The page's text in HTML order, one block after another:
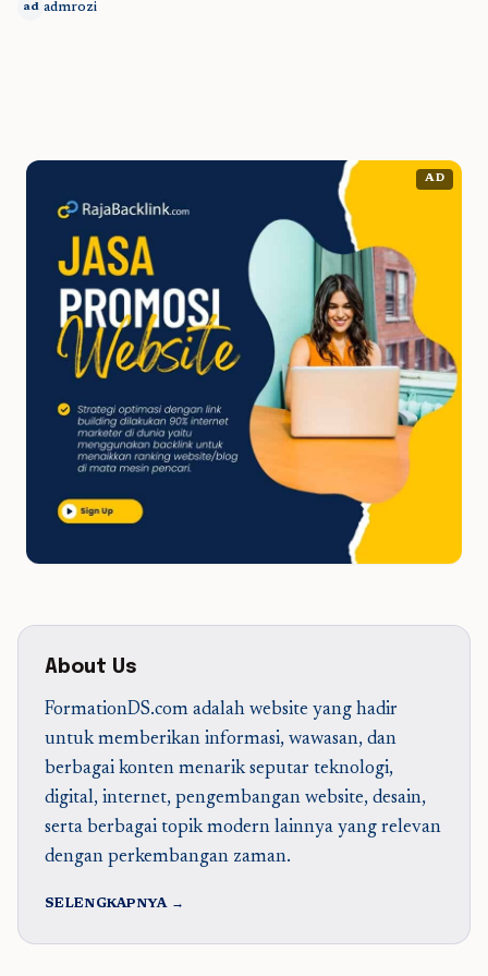
ad admrozi
AD
About Us
FormationDS.com adalah website yang hadir
untuk memberikan informasi, wawasan, dan
berbagai konten menarik seputar teknologi,
digital, internet, pengembangan website, desain,
serta berbagai topik modern lainnya yang relevan
dengan perkembangan zaman.
SELENGKAPNYA →